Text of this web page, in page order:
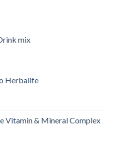
mix
Herbalife
Vitamin & Mineral Complex